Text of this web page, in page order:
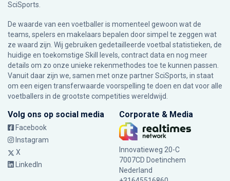
SciSports
De waarde van een voetballer is momenteel gewoon wat de
teams, spelers en makelaars bepalen door simpel te zeggen wat
ze waard zijn. Wij gebruiken gedetailleerde voetbal statistieken, de
huidige en toekomstige Skill levels, contract data en nog meer
details om zo onze unieke rekenmethodes toe te kunnen passen.
Vanuit daar zijn we, samen met onze partner SciSports, in staat
om een eigen transferwaarde voorspelling te doen en dat voor alle
voetballers in de grootste competities wereldwijd.
Volg ons op social media
Facebook
Instagram
X
LinkedIn
Corporate & Media
Innovatieweg 20-C
7007CD Doetinchem
Nederland